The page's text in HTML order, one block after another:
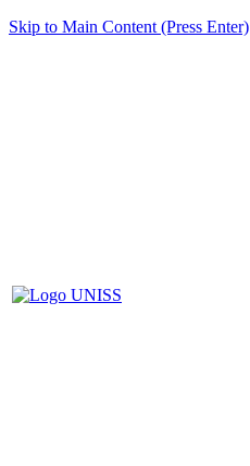
Skip to Main Content (Press Enter)